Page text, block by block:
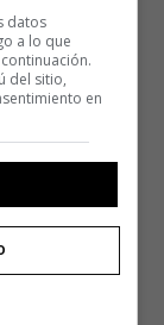
datos
a lo que
del sitio,
en